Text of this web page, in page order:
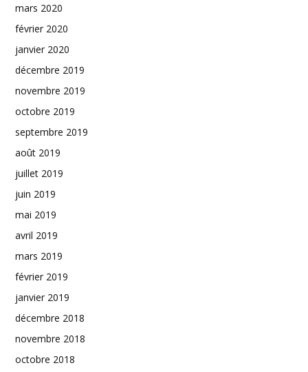
mars 2020
février 2020
janvier 2020
décembre 2019
novembre 2019
octobre 2019
septembre 2019
août 2019
juillet 2019
juin 2019
mai 2019
avril 2019
mars 2019
février 2019
janvier 2019
décembre 2018
novembre 2018
octobre 2018